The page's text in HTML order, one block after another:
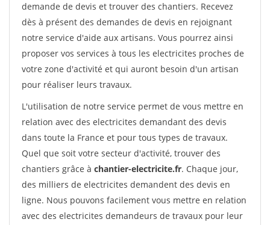
demande de devis et trouver des chantiers. Recevez
dès à présent des demandes de devis en rejoignant
notre service d'aide aux artisans. Vous pourrez ainsi
proposer vos services à tous les electricites proches de
votre zone d'activité et qui auront besoin d'un artisan
pour réaliser leurs travaux.
L'utilisation de notre service permet de vous mettre en
relation avec des electricites demandant des devis
dans toute la France et pour tous types de travaux.
Quel que soit votre secteur d'activité, trouver des
chantiers grâce à chantier-electricite.fr. Chaque jour,
des milliers de electricites demandent des devis en
ligne. Nous pouvons facilement vous mettre en relation
avec des electricites demandeurs de travaux pour leur